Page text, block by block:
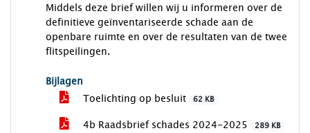
Middels deze brief willen wij u informeren over de
definitieve geïnventariseerde schade aan de
openbare ruimte en over de resultaten van de twee
flitspeilingen.
Bijlagen
Toelichting op besluit
62 KB
4b Raadsbrief schades 2024-2025 289 KB